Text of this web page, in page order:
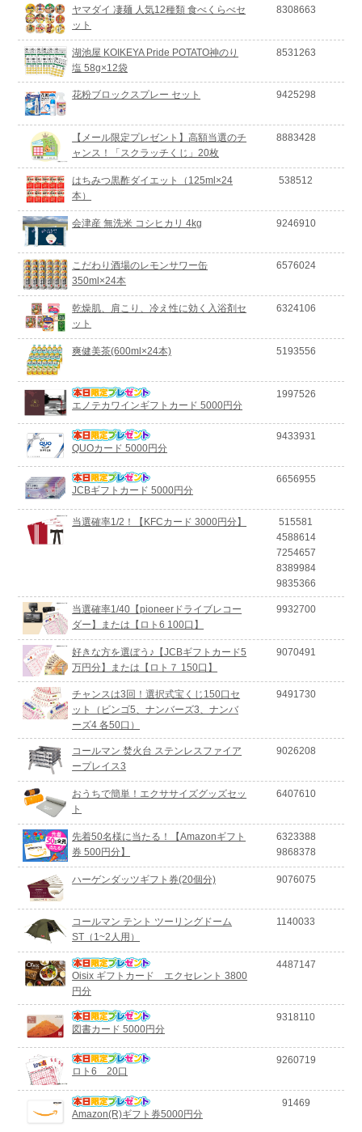
ヤマダイ 凄麺 人気12種類 食べくらべセ
ット
8308663
湖池屋 KOIKEYA Pride POTATO神のり
塩 58g×12袋
8531263
花粉ブロックスプレー セット 9425298
【メール限定プレゼント】高額当選のチ
ャンス！「スクラッチくじ」20枚
8883428
はちみつ黒酢ダイエット（125ml×24
本）
538512
会津産 無洗米 コシヒカリ 4kg 9246910
こだわり酒場のレモンサワー缶
350ml×24本
6576024
乾燥肌、肩こり、冷え性に効く入浴剤セ
ット
6324106
爽健美茶(600ml×24本) 5193556
エノテカワインギフトカード 5000円分
1997526
QUOカード 5000円分
9433931
JCBギフトカード 5000円分
6656955
当選確率1/2！【KFCカード 3000円分】
515581
4588614
7254657
8389984
9835366
当選確率1/40【pioneerドライブレコー
ダー】または【ロト6 100口】
9932700
好きな方を選ぼう♪【JCBギフトカード5
万円分】または【ロト７ 150口】
9070491
チャンスは3回！選択式宝くじ150口セ
ット（ビンゴ5、ナンバーズ3、ナンバ
ーズ4 各50口）
9491730
コールマン 焚火台 ステンレスファイア
ープレイス3
9026208
おうちで簡単！エクササイズグッズセッ
ト
6407610
先着50名様に当たる！【Amazonギフト
券 500円分】
6323388
9868378
ハーゲンダッツギフト券(20個分) 9076075
コールマン テント ツーリングドーム
ST（1~2人用）
1140033
Oisix ギフトカード エクセレント 3800
円分
4487147
図書カード 5000円分
9318110
ロト6 20口
9260719
Amazon(R)ギフト券5000円分
91469